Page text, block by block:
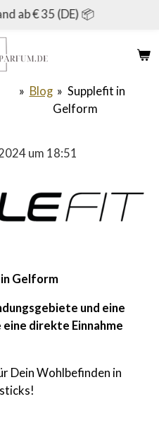
ab € 35 (DE) 📦
» Blog » Supplefit in
Gelform
um 18:51
Gelform
und eine
direkte Einnahme
Dein Wohlbefinden in